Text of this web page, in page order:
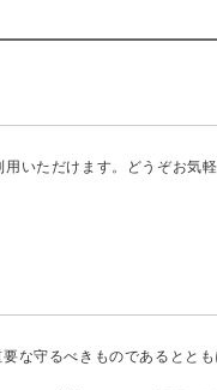
いただけます。どうぞお気軽
守るべきものであるとと